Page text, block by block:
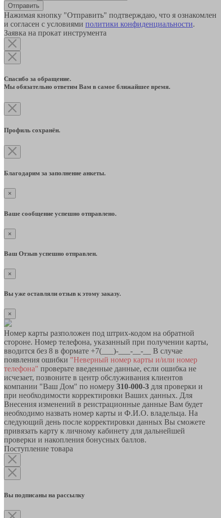
Отправить
Нажимая кнопку "Отправить" подтверждаю, что я ознакомлен
и согласен с условиями политики конфиденциальности.
Заявка на прокат инструмента
Спасибо за обращение.
Мы обязательно ответим Вам в самое ближайшее время.
Профиль сохранён.
Благодарим за заполнение анкеты.
×
Ваше сообщение успешно отправлено.
×
Ваш Отзыв успешно отправлен.
×
Вы уже оставляли отзыв к этому заказу.
×
Номер карты разположен под штрих-кодом на обратной
стороне. Номер телефона, указанный при получении карты,
вводится без 8 в формате +7(___)-___-__-__ В случае
появления ошибки "Неверный номер карты и/или номер
телефона" проверьте введенные данные, если ошибка не
исчезает, позвоните в центр обслуживания клиентов
компании "Ваш Дом" по номеру 310-000-3 для проверки и
при необходимости корректировки Ваших данных. Для
Внесения изменений в реистрационные данные Вам будет
необходимо назвать номер карты и Ф.И.О. владельца. На
следующий день после корректировки данных Вы сможете
привязать карту к личному кабинету для дальнейшей
проверки и накопления бонусных баллов.
Поступление товара
Вы подписаны на рассылку